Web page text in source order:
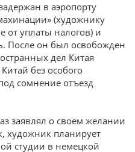
в аэропорту
(художнику
от уплаты налогов) и
После он был освобожден
дел Китая
без особого
сомнение отъезд
заявлял о своем желании
художник планирует
студии в немецкой